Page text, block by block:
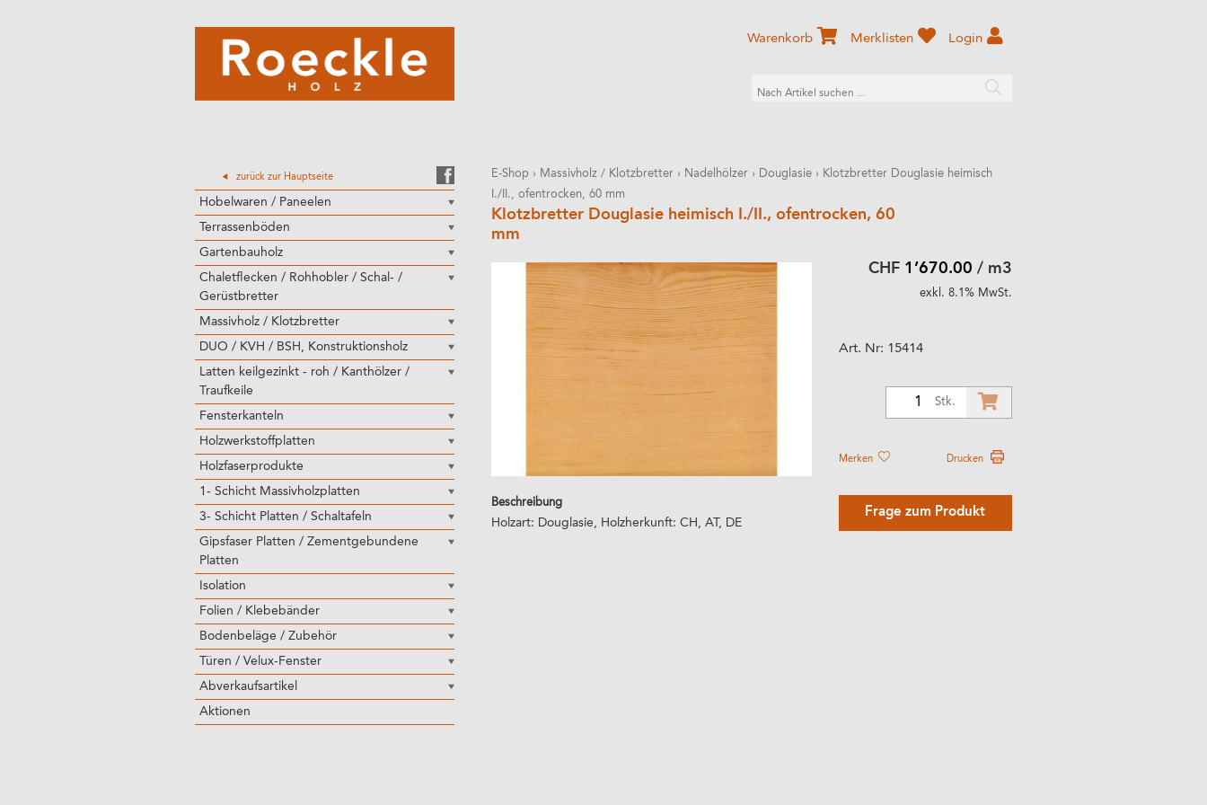
zurück zur Hauptseite
Hobelwaren / Paneelen
Terrassenböden
Gartenbauholz
Chaletflecken / Rohhobler / Schal- /
Gerüstbretter
Massivholz / Klotzbretter
DUO / KVH / BSH, Konstruktionsholz
Latten keilgezinkt - roh / Kanthölzer /
Traufkeile
Fensterkanteln
Holzwerkstoffplatten
Holzfaserprodukte
1- Schicht Massivholzplatten
3- Schicht Platten / Schaltafeln
Gipsfaser Platten / Zementgebundene
Platten
Isolation
Folien / Klebebänder
Bodenbeläge / Zubehör
Türen / Velux-Fenster
Abverkaufsartikel
Aktionen
Warenkorb Merklisten Login
E-Shop › Massivholz / Klotzbretter › Nadelhölzer › Douglasie › Klotzbretter Douglasie heimisch
I./II., ofentrocken, 60 mm
Klotzbretter Douglasie heimisch I./II., ofentrocken, 60
mm
Beschreibung
Holzart: Douglasie, Holzherkunft: CH, AT, DE
CHF 1’670.00 / m3
exkl. 8.1% MwSt.
Art. Nr: 15414
Stk.
Merken Drucken
Frage zum Produkt